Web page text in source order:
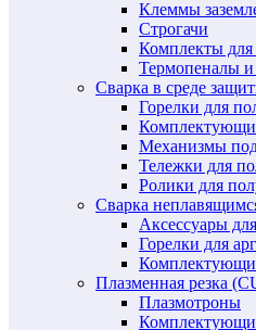
Клеммы
Строгачи
Комплекты для
Термопеналы и
Сварка в среде
Горелки для
Механизмы
Тележки для
Ролики для
Сварка
Аксессуары
Горелки для
Плазменная резка
Плазмотроны